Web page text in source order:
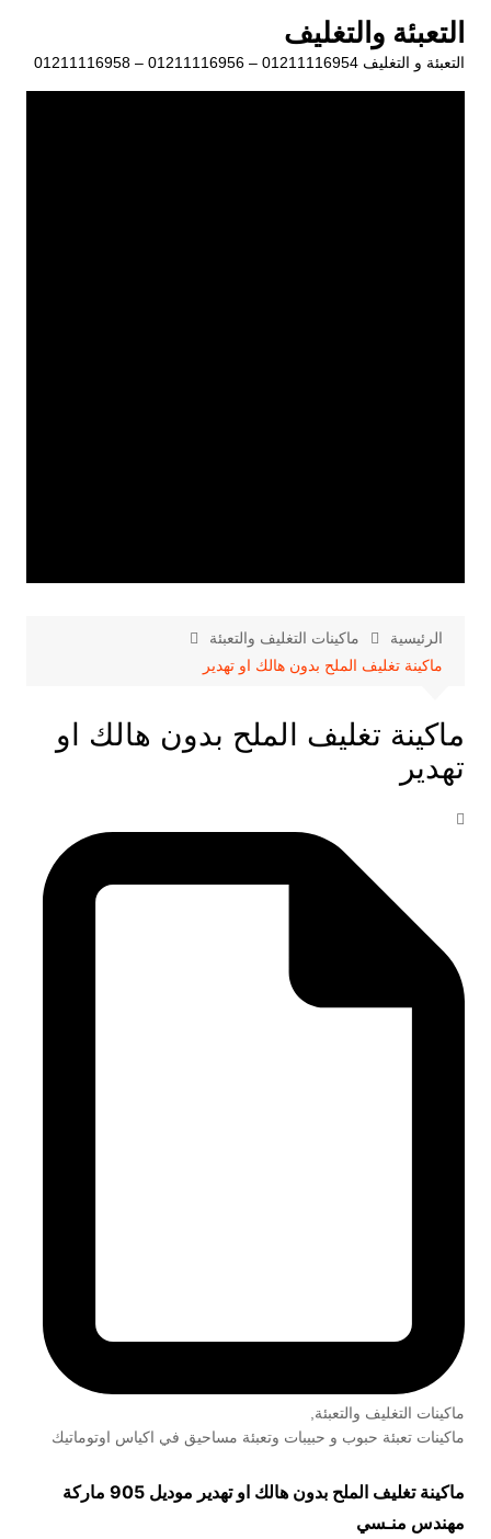
المحتوى
التعبئة والتغليف
التعبئة و التغليف 01211116954 – 01211116956 – 01211116958
الرئيسية
ماكينات التغليف والتعبئة
ماكينة تغليف الملح بدون هالك او تهدير
ماكينة تغليف الملح بدون هالك او
تهدير
ماكينات التغليف والتعبئة,
ماكينات تعبئة حبوب و حبيبات وتعبئة مساحيق في اكياس اوتوماتيك
ماكينة تغليف الملح بدون هالك او تهدير موديل 905 ماركة
مهندس منـسي